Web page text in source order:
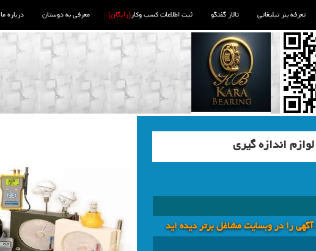
تعرفه بنر تبلیغاتی تالار گفتگو ثبت اطلاعات کسب وکار(رایگان) معرفی به دوستان درباره ما
اندازه گیری
را در وبسايت مشاغل برتر دیده اید